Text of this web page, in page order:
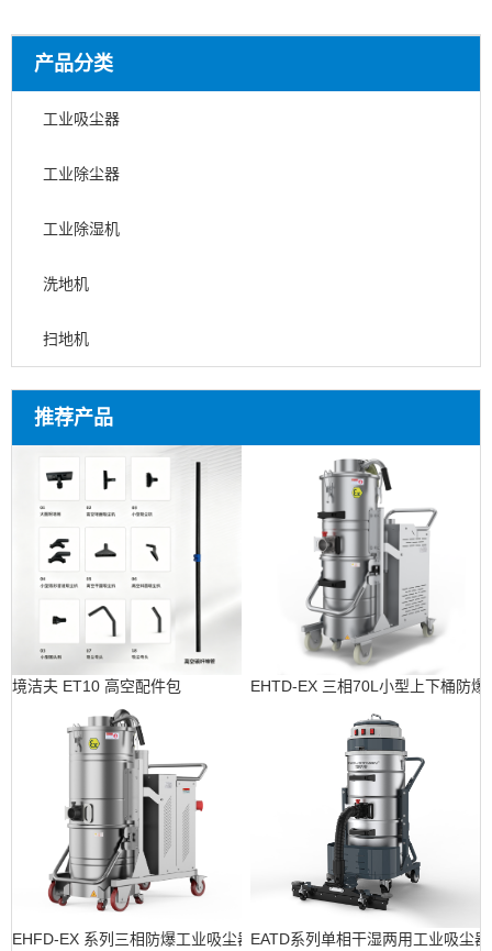
产品分类
工业吸尘器
工业除尘器
工业除湿机
洗地机
扫地机
推荐产品
境洁夫 ET10 高空配件包 EHTD-EX 三相70L小型上下桶防爆
EHFD-EX 系列三相防爆工业吸尘器EATD系列单相干湿两用工业吸尘器